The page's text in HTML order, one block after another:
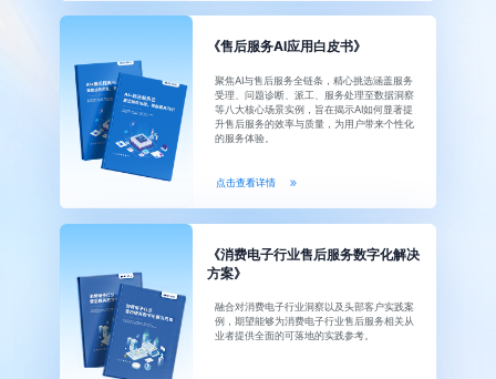
《售后服务AI应用白皮书》
聚焦AI与售后服务全链条，精心挑选涵盖服务
受理、问题诊断、派工、服务处理至数据洞察
等八大核心场景实例，旨在揭示AI如何显著提
升售后服务的效率与质量，为用户带来个性化
的服务体验。
点击查看详情
《消费电子行业售后服务数字化解决
方案》
融合对消费电子行业洞察以及头部客户实践案
例，期望能够为消费电子行业售后服务相关从
业者提供全面的可落地的实践参考。